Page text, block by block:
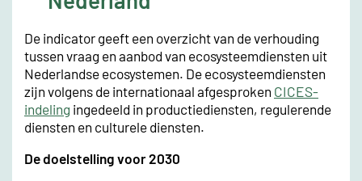
De indicator geeft een overzicht van de verhouding
tussen vraag en aanbod van ecosysteemdiensten uit
Nederlandse ecosystemen. De ecosysteemdiensten
zijn volgens de internationaal afgesproken CICES-
indeling ingedeeld in productiediensten, regulerende
diensten en culturele diensten.
De doelstelling voor 2030